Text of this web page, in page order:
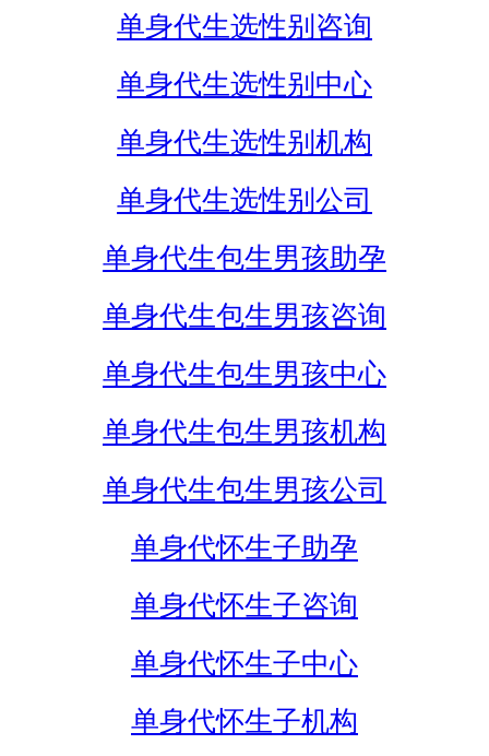
单身代生选性别咨询
单身代生选性别中心
单身代生选性别机构
单身代生选性别公司
单身代生包生男孩助孕
单身代生包生男孩咨询
单身代生包生男孩中心
单身代生包生男孩机构
单身代生包生男孩公司
单身代怀生子助孕
单身代怀生子咨询
单身代怀生子中心
单身代怀生子机构